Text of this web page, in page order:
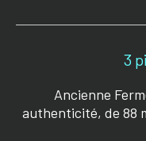
3
Ancienne
authenticité, de 88